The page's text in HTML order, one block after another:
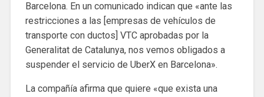
Barcelona. En un comunicado indican que «ante las
restricciones a las [empresas de vehículos de
transporte con ductos] VTC aprobadas por la
Generalitat de Catalunya, nos vemos obligados a
suspender el servicio de UberX en Barcelona».
La compañía afirma que quiere «que exista una